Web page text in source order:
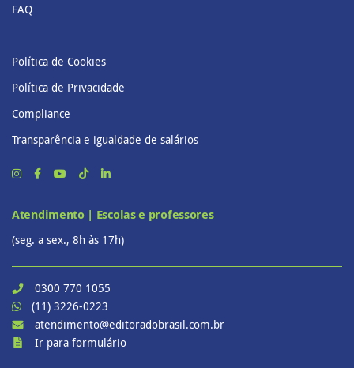
FAQ
Política de Cookies
Política de Privacidade
Compliance
Transparência e igualdade de salários
Atendimento | Escolas e professores
(seg. a sex., 8h às 17h)
0300 770 1055
(11) 3226-0223
atendimento@editoradobrasil.com.br
Ir para formulário